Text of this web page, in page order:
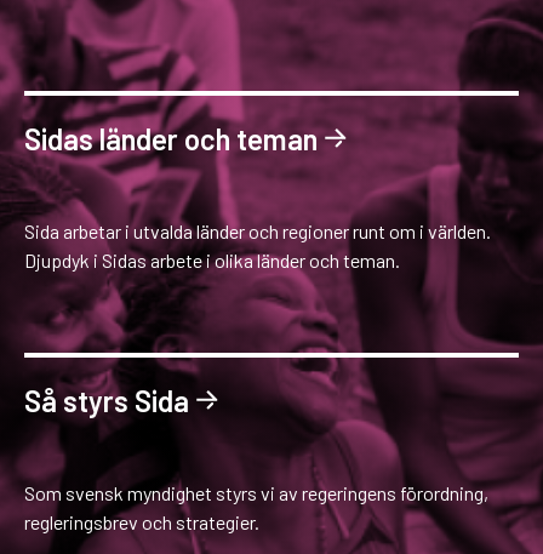
Sidas länder och teman
Sida arbetar i utvalda länder och regioner runt om i världen.
Djupdyk i Sidas arbete i olika länder och teman.
Så styrs Sida
Som svensk myndighet styrs vi av regeringens förordning,
regleringsbrev och strategier.